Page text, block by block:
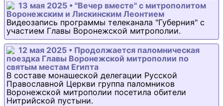
13 мая 2025 • "Вечер вместе" с митрополитом
Воронежским и Лискинским Леонтием
Видеозапись программы телеканала "Губерния" с
участием Главы Воронежской митрополии.
12 мая 2025 • Продолжается паломническая
поездка Главы Воронежской митрополии по
святым местам Египта
В составе монашеской делегации Русской
Православной Церкви группа паломников
Воронежской митрополии посетила обители
Нитрийской пустыни.